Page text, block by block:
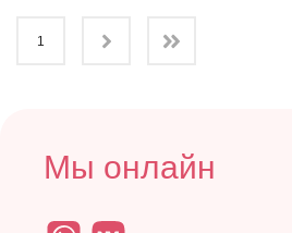
1
Мы онлайн